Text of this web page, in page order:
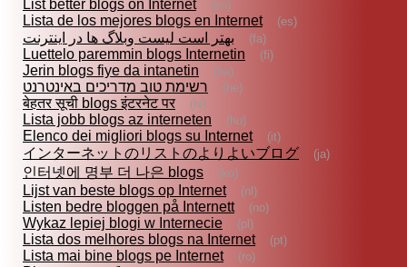
List better blogs on Internet (en)
Lista de los mejores blogs en Internet (es)
بهتر است ليست وبلاگ ها در اينترنت (fa)
Luettelo paremmin blogs Internetin (fi)
Jerin blogs fiye da intanetin (ha)
רשימת טוב מדריכים באינטרנט (he)
बेहतर सूची blogs इंटरनेट पर (hi)
Lista jobb blogs az interneten (hu)
Elenco dei migliori blogs su Internet (it)
インターネットのリストのよりよいブログ (ja)
인터넷에 명부 더 나은 blogs (ko)
Lijst van beste blogs op Internet (nl)
Listen bedre bloggen på Internett (no)
Wykaz lepiej blogi w Internecie (pl)
Lista dos melhores blogs na Internet (pt)
Lista mai bine blogs pe Internet (ro)